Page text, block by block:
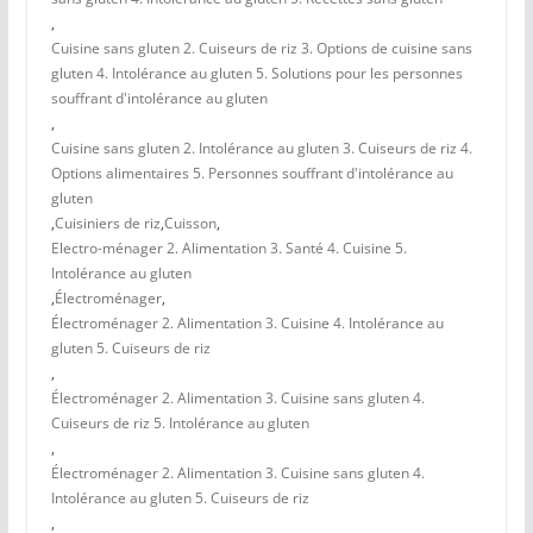
,
Cuisine sans gluten 2. Cuiseurs de riz 3. Options de cuisine sans
gluten 4. Intolérance au gluten 5. Solutions pour les personnes
souffrant d'intolérance au gluten
,
Cuisine sans gluten 2. Intolérance au gluten 3. Cuiseurs de riz 4.
Options alimentaires 5. Personnes souffrant d'intolérance au
gluten
,Cuisiniers de riz,Cuisson,
Electro-ménager 2. Alimentation 3. Santé 4. Cuisine 5.
Intolérance au gluten
,Électroménager,
Électroménager 2. Alimentation 3. Cuisine 4. Intolérance au
gluten 5. Cuiseurs de riz
,
Électroménager 2. Alimentation 3. Cuisine sans gluten 4.
Cuiseurs de riz 5. Intolérance au gluten
,
Électroménager 2. Alimentation 3. Cuisine sans gluten 4.
Intolérance au gluten 5. Cuiseurs de riz
,